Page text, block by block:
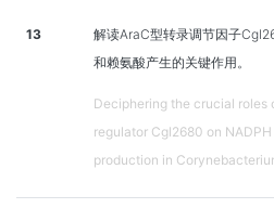
13
解读AraC型转录调节因子
和赖氨酸产生的关键作用。
Deciphering the crucial
regulator Cgl2680 on
production in